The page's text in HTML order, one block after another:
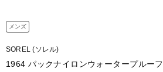
メンズ
SOREL (ソレル)
1964 パックナイロンウォータープルーフ